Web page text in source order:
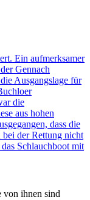
Ein aufmerksamer
Gennach
Ausgangslage für
die
aus hohen
dass die
bei der Rettung nicht
Schlauchboot mit
von ihnen sind